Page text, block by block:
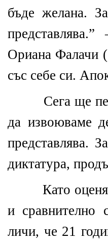
бъде желана.
Ориана Фалачи
със себе си.
Сега ще
да извоюваме
представлява.
диктатура,
Като
и
личи, че 21